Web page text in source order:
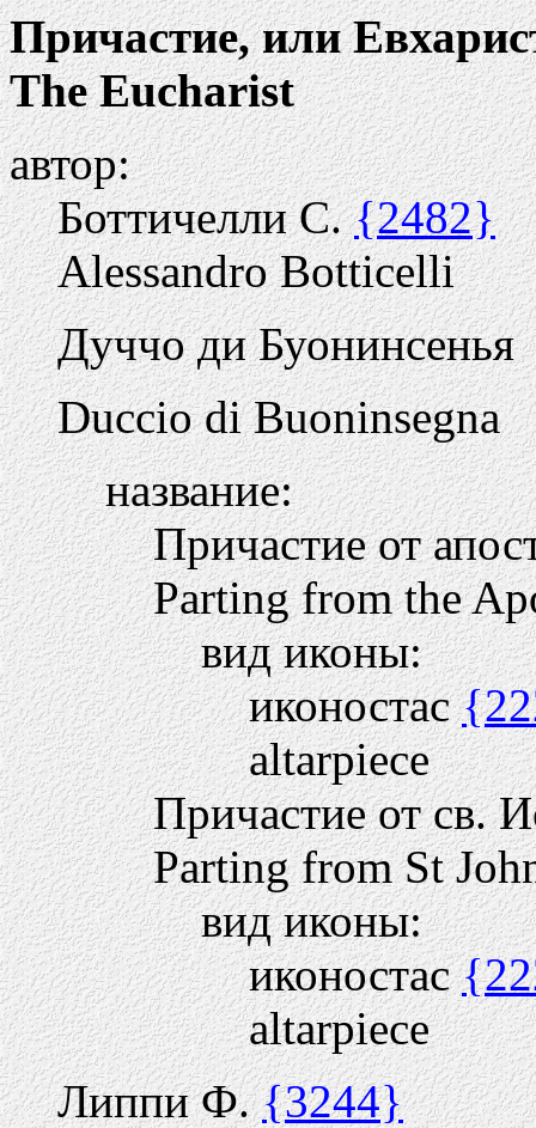
Причастие, или
The Eucharist
автор:
Боттичелли С.{2482}
Alessandro Botticelli
Дуччо ди Буонинсенья
Duccio di Buoninsegna
название:
Причастие от
Parting from the
вид иконы:
иконостас
altarpiece
Причастие от св.
Parting from St
вид иконы:
иконостас
altarpiece
Липпи Ф.{3244}